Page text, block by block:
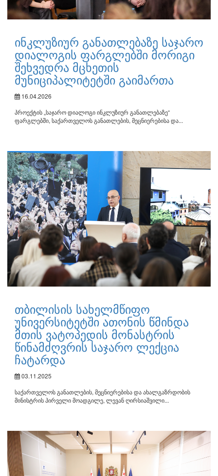
ინკლუზიურ განათლებაზე საჯარო
დიალოგის ფარგლებში მორიგი
შეხვედრა მცხეთის
მუნიციპალიტეტში გაიმართა
16.04.2026
პროექტის „საჯარო დიალოგი ინკლუზიურ განათლებაზე“
ფარგლებში, საქართველოს განათლების, მეცნიერებისა და...
თბილისის სახელმწიფო
უნივერსიტეტში ათონის წმინდა
მთის ვატოპედის მონასტრის
წინამძღვრის საჯარო ლექცია
ჩატარდა
03.11.2025
საქართველოს განათლების, მეცნიერებისა და ახალგაზრდობის
მინისტრის პირველი მოადგილე, ლევან ღირსიაშვილი...